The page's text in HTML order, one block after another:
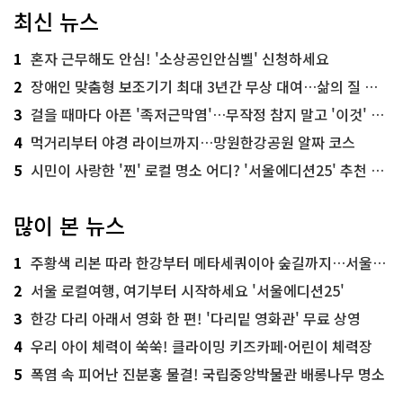
최신 뉴스
1 혼자 근무해도 안심! '소상공인안심벨' 신청하세요
2 장애인 맞춤형 보조기기 최대 3년간 무상 대여…삶의 질 높인다
3 걸을 때마다 아픈 '족저근막염'…무작정 참지 말고 '이것' 해보세요!
4 먹거리부터 야경 라이브까지…망원한강공원 알짜 코스
5 시민이 사랑한 '찐' 로컬 명소 어디? '서울에디션25' 추천 코스
많이 본 뉴스
1 주황색 리본 따라 한강부터 메타세쿼이아 숲길까지…서울둘레길 15코스
2 서울 로컬여행, 여기부터 시작하세요 '서울에디션25'
3 한강 다리 아래서 영화 한 편! '다리밑 영화관' 무료 상영
4 우리 아이 체력이 쑥쑥! 클라이밍 키즈카페·어린이 체력장
5 폭염 속 피어난 진분홍 물결! 국립중앙박물관 배롱나무 명소